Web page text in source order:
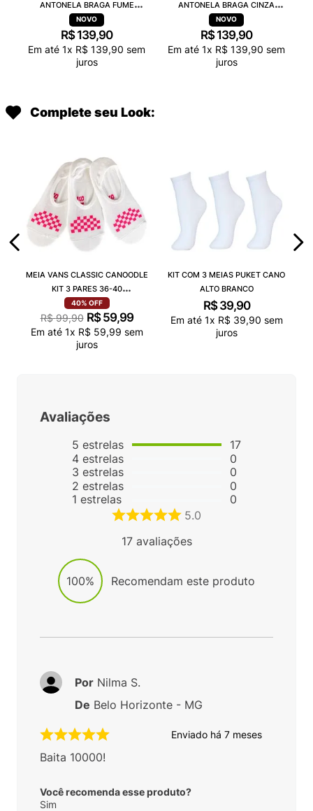
ANTONELA BRAGA FUME
TRANSPARENTE 38263
R$ 139,90
Em até 1x R$ 139,90 sem
juros
ANTONELA BRAGA CINZA
TRANSPARENTE 38263
R$ 139,90
Em até 1x R$ 139,90 sem
juros
Complete seu Look:
MEIA VANS CLASSIC CANOODLE
KIT 3 PARES 36-40
VN000QCAJU4
40% OFF
R$ 99,90 R$ 59,99
Em até 1x R$ 59,99 sem
juros
KIT COM 3 MEIAS PUKET CANO
ALTO BRANCO
R$ 39,90
Em até 1x R$ 39,90 sem
juros
Avaliações
5 estrelas
4 estrelas
3 estrelas
2 estrelas
1 estrelas
17
0
0
0
0
5.0
17avaliações
100% Recomendam este produto
Enviado há 7 meses
Baita 10000!
Você recomenda esse produto?
Sim
Por Nilma S.
De Belo Horizonte - MG